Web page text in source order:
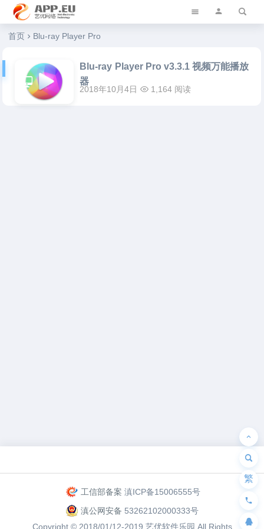
艺优软件乐园
首页 Blu-ray Player Pro
Blu-ray Player Pro v3.3.1 视频万能播放
器
2018年10月4日 1,164 阅读
工信部备案 滇ICP备15006555号
滇公网安备 53262102000333号
Copyright © 2018/01/12-2019 艺优软件乐园 All Rights
繁